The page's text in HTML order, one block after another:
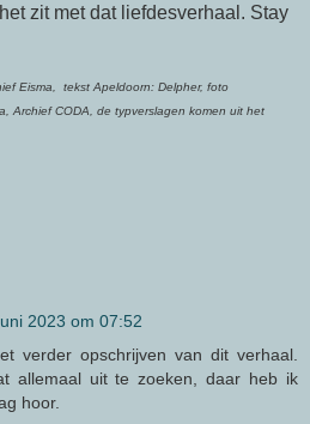
zit met dat liefdesverhaal. Stay
Eisma, tekst Apeldoorn: Delpher, foto
Archief CODA, de typverslagen komen uit het
2023 om 07:52
verder opschrijven van dit verhaal.
allemaal uit te zoeken, daar heb ik
hoor.